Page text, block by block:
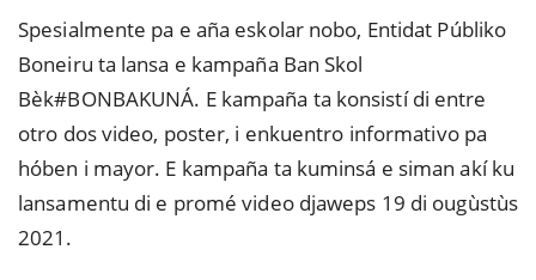
Spesialmente pa e aña eskolar nobo, Entidat Públiko
Boneiru ta lansa e kampaña Ban Skol
Bèk#BONBAKUNÁ. E kampaña ta konsistí di entre
otro dos video, poster, i enkuentro informativo pa
hóben i mayor. E kampaña ta kuminsá e siman akí ku
lansamentu di e promé video djaweps 19 di ougùstùs
2021.